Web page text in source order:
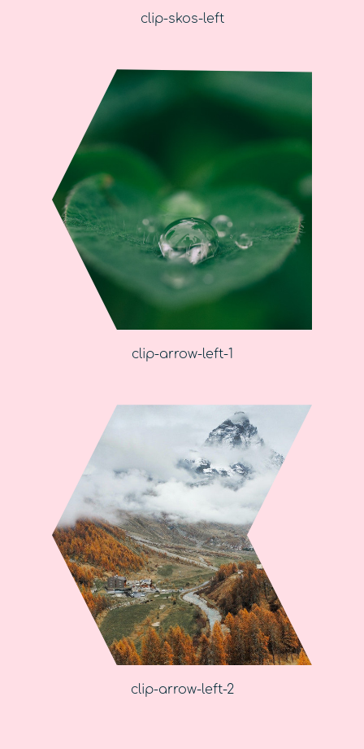
clip-skos-left
clip-arrow-left-1
clip-arrow-left-2